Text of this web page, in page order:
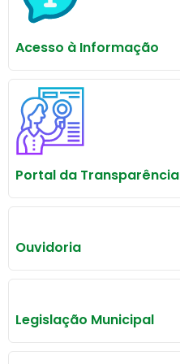
Acesso à Informação
Portal da Transparência
Ouvidoria
Legislação Municipal